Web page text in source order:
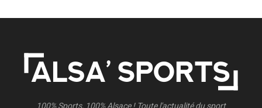
100% Sports, 100% Alsace ! Toute l'actualité du sport